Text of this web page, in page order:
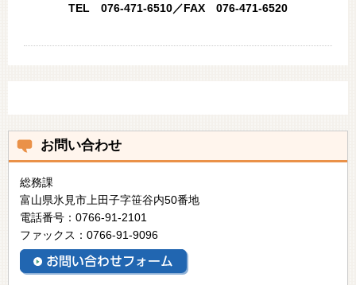
TEL 076-471-6510／FAX 076-471-6520
お問い合わせ
総務課
富山県氷見市上田子字笹谷内50番地
電話番号：0766-91-2101
ファックス：0766-91-9096